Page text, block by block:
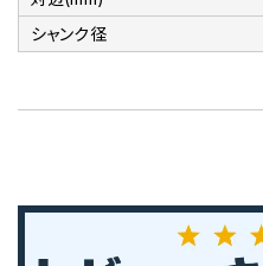
シャンク径